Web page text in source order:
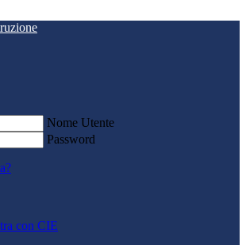
Nome Utente
Password
con CIE